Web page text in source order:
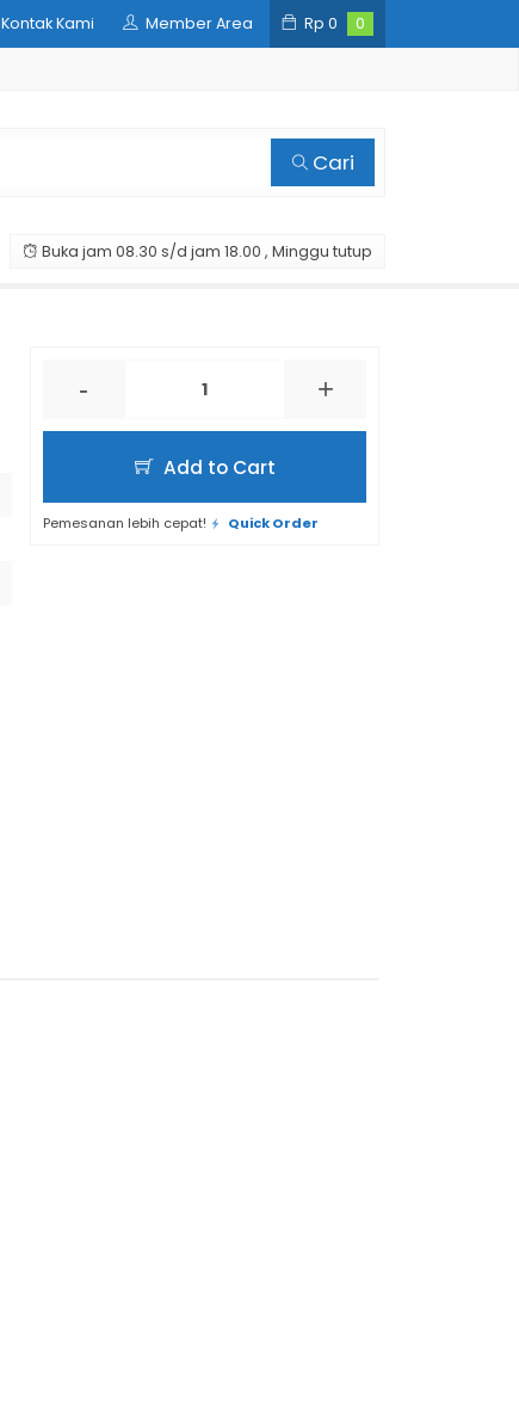
Kontak Kami Member Area Rp 0 0
Cari
Buka jam 08.30 s/d jam 18.00 , Minggu tutup
- +
Add to Cart
Pemesanan lebih cepat! Quick Order